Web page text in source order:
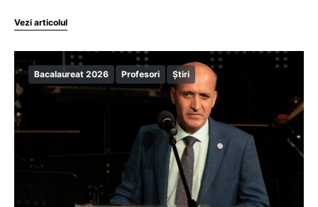
Vezi articolul
Bacalaureat 2026 Profesori Știri